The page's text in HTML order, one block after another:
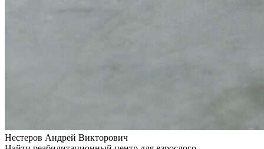
Нестеров Андрей Викторович